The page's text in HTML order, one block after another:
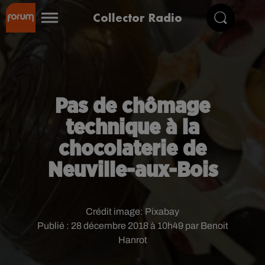
Collector Radio
Pas de chômage
technique à la
chocolaterie de
Neuville-aux-Bois
Publié : 28 décembre 2018 à 10h49 par Benoit
Hanrot
Crédit image: Pixabay